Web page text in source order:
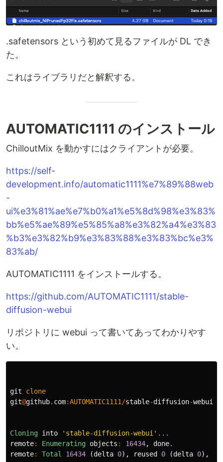
.safetensors という初めて見るファイルが DL でき
た。
これはライブラリだと解釈する。
AUTOMATIC1111 のインストール
ChilloutMix を動かすにはクライアントが必要。
https://self-
development.info/automatic1111%e7%89%88web
-
ui%e3%81%ae%e7%b0%a1%e5%8d%98%e3%83%
bb%e5%ae%89%e5%85%a8%e3%82%a4%e3%83
%b3%e3%82%b9%e3%83%88%e3%83%bc%e3%
83%ab/
AUTOMATIC1111 をインストールする。
https://github.com/AUTOMATIC1111/stable-
diffusion-webui
リポジトリに webui って書いてあってわかりやす
い。
git
clone
git@github. com:AUTOMATIC1111/stable-diffusion-webui
Cloning into 'stable-diffusion-webui' ...
remote: Enumerating objects : 16434, done.
remote: Total 16434 (delta 0), reused 0 (delta 0),